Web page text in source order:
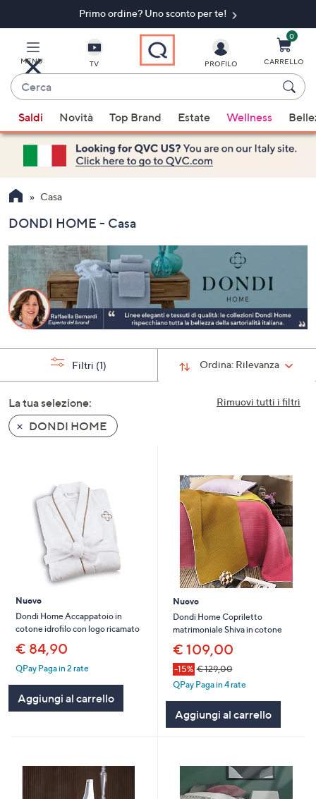
principale
Primo ordine? Uno sconto per te!​
MENU TV
Cerca
sono
disponibili
suggerimenti,
usa
i
freccia
su
e
giù
oppure
scorri
a
sinistra
a
destra
sui
dispositivi
consultarli.
PROFILO
0
CARRELLO
Saldi Novità Top Brand Estate Wellness
Casa
DONDI HOME - Casa
Ordina: Rilevanza
Filtri (1)
Rimuovi tutti i filtri
La tua selezione:
DONDI HOME
Nuovo
Dondi Home Accappatoio in
cotone idrofilo con logo ricamato
€ 84,90
QPay Paga in 2 rate
Aggiungi al carrello
Nuovo
Dondi Home Copriletto
matrimoniale Shiva in cotone
€ 109,00
-15% € 129,00
QPay Paga in 4 rate
Aggiungi al carrello